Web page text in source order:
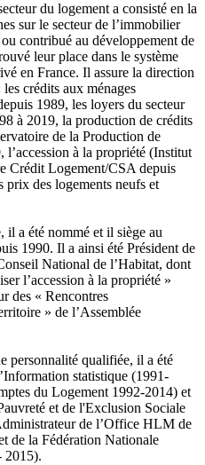
du logement a consisté en la
sur le secteur de l’immobilier
contribué au développement de
leur place dans le système
en France. Il assure la direction
crédits aux ménages
1989, les loyers du secteur
à 2019, la production de crédits
de la Production de
à la propriété (Institut
Crédit Logement/CSA depuis
prix des logements neufs et
il a été nommé et il siège au
1990. Il a ainsi été Président de
National de l’Habitat, dont
l’accession à la propriété »
des « Rencontres
» de l’Assemblée
personnalité qualifiée, il a été
statistique (1991-
du Logement 1992-2014) et
et de l'Exclusion Sociale
de l’Office HLM de
de la Fédération Nationale
2015).